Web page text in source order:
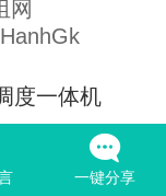
网
度一体机
一键分享